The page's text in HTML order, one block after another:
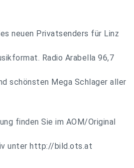
neuen Privatsenders für Linz
Radio Arabella 96,7
schönsten Mega Schlager aller
finden Sie im AOM/Original
unter http://bild.ots.at